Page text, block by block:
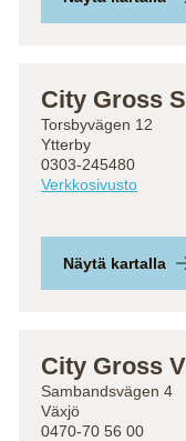
City Gross
Torsbyvägen 12
Ytterby
0303-245480
Verkkosivusto
Näytä kartalla
City Gross
Sambandsvägen 4
Växjö
0470-70 56 00